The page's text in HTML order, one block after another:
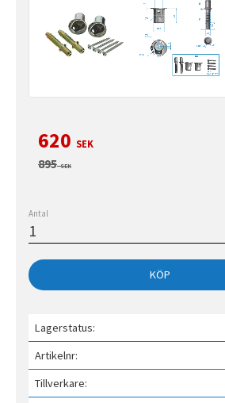
Nedsatt pris:
620 SEK
Ordinarie pris:
895SEK
Antal
KÖP
Lagerstatus
Artikelnr
Tillverkare